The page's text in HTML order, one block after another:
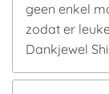
geen enkel
zodat er
Dankjewel